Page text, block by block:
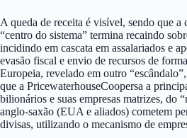
A queda de receita é visível, sendo que a
“centro do sistema” termina recaindo
incidindo em cascata em assalariados e
evasão fiscal e envio de recursos de
Europeia, revelado em outro
que a PricewaterhouseCoopersa a
bilionários e suas empresas matrizes, do
anglo-saxão (EUA e aliados) cometem
divisas, utilizando o mecanismo de